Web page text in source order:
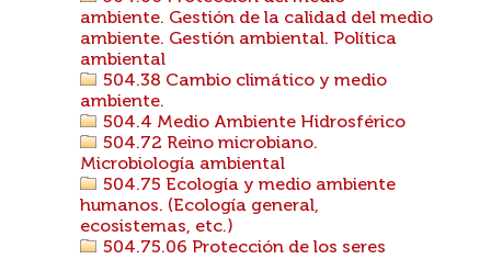
ambiente. Gestión de la calidad del medio
ambiente. Gestión ambiental. Política
ambiental
504.38 Cambio climático y medio
ambiente.
504.4 Medio Ambiente Hidrosférico
504.72 Reino microbiano.
Microbiología ambiental
504.75 Ecología y medio ambiente
humanos. (Ecología general,
ecosistemas, etc.)
504.75.06 Protección de los seres